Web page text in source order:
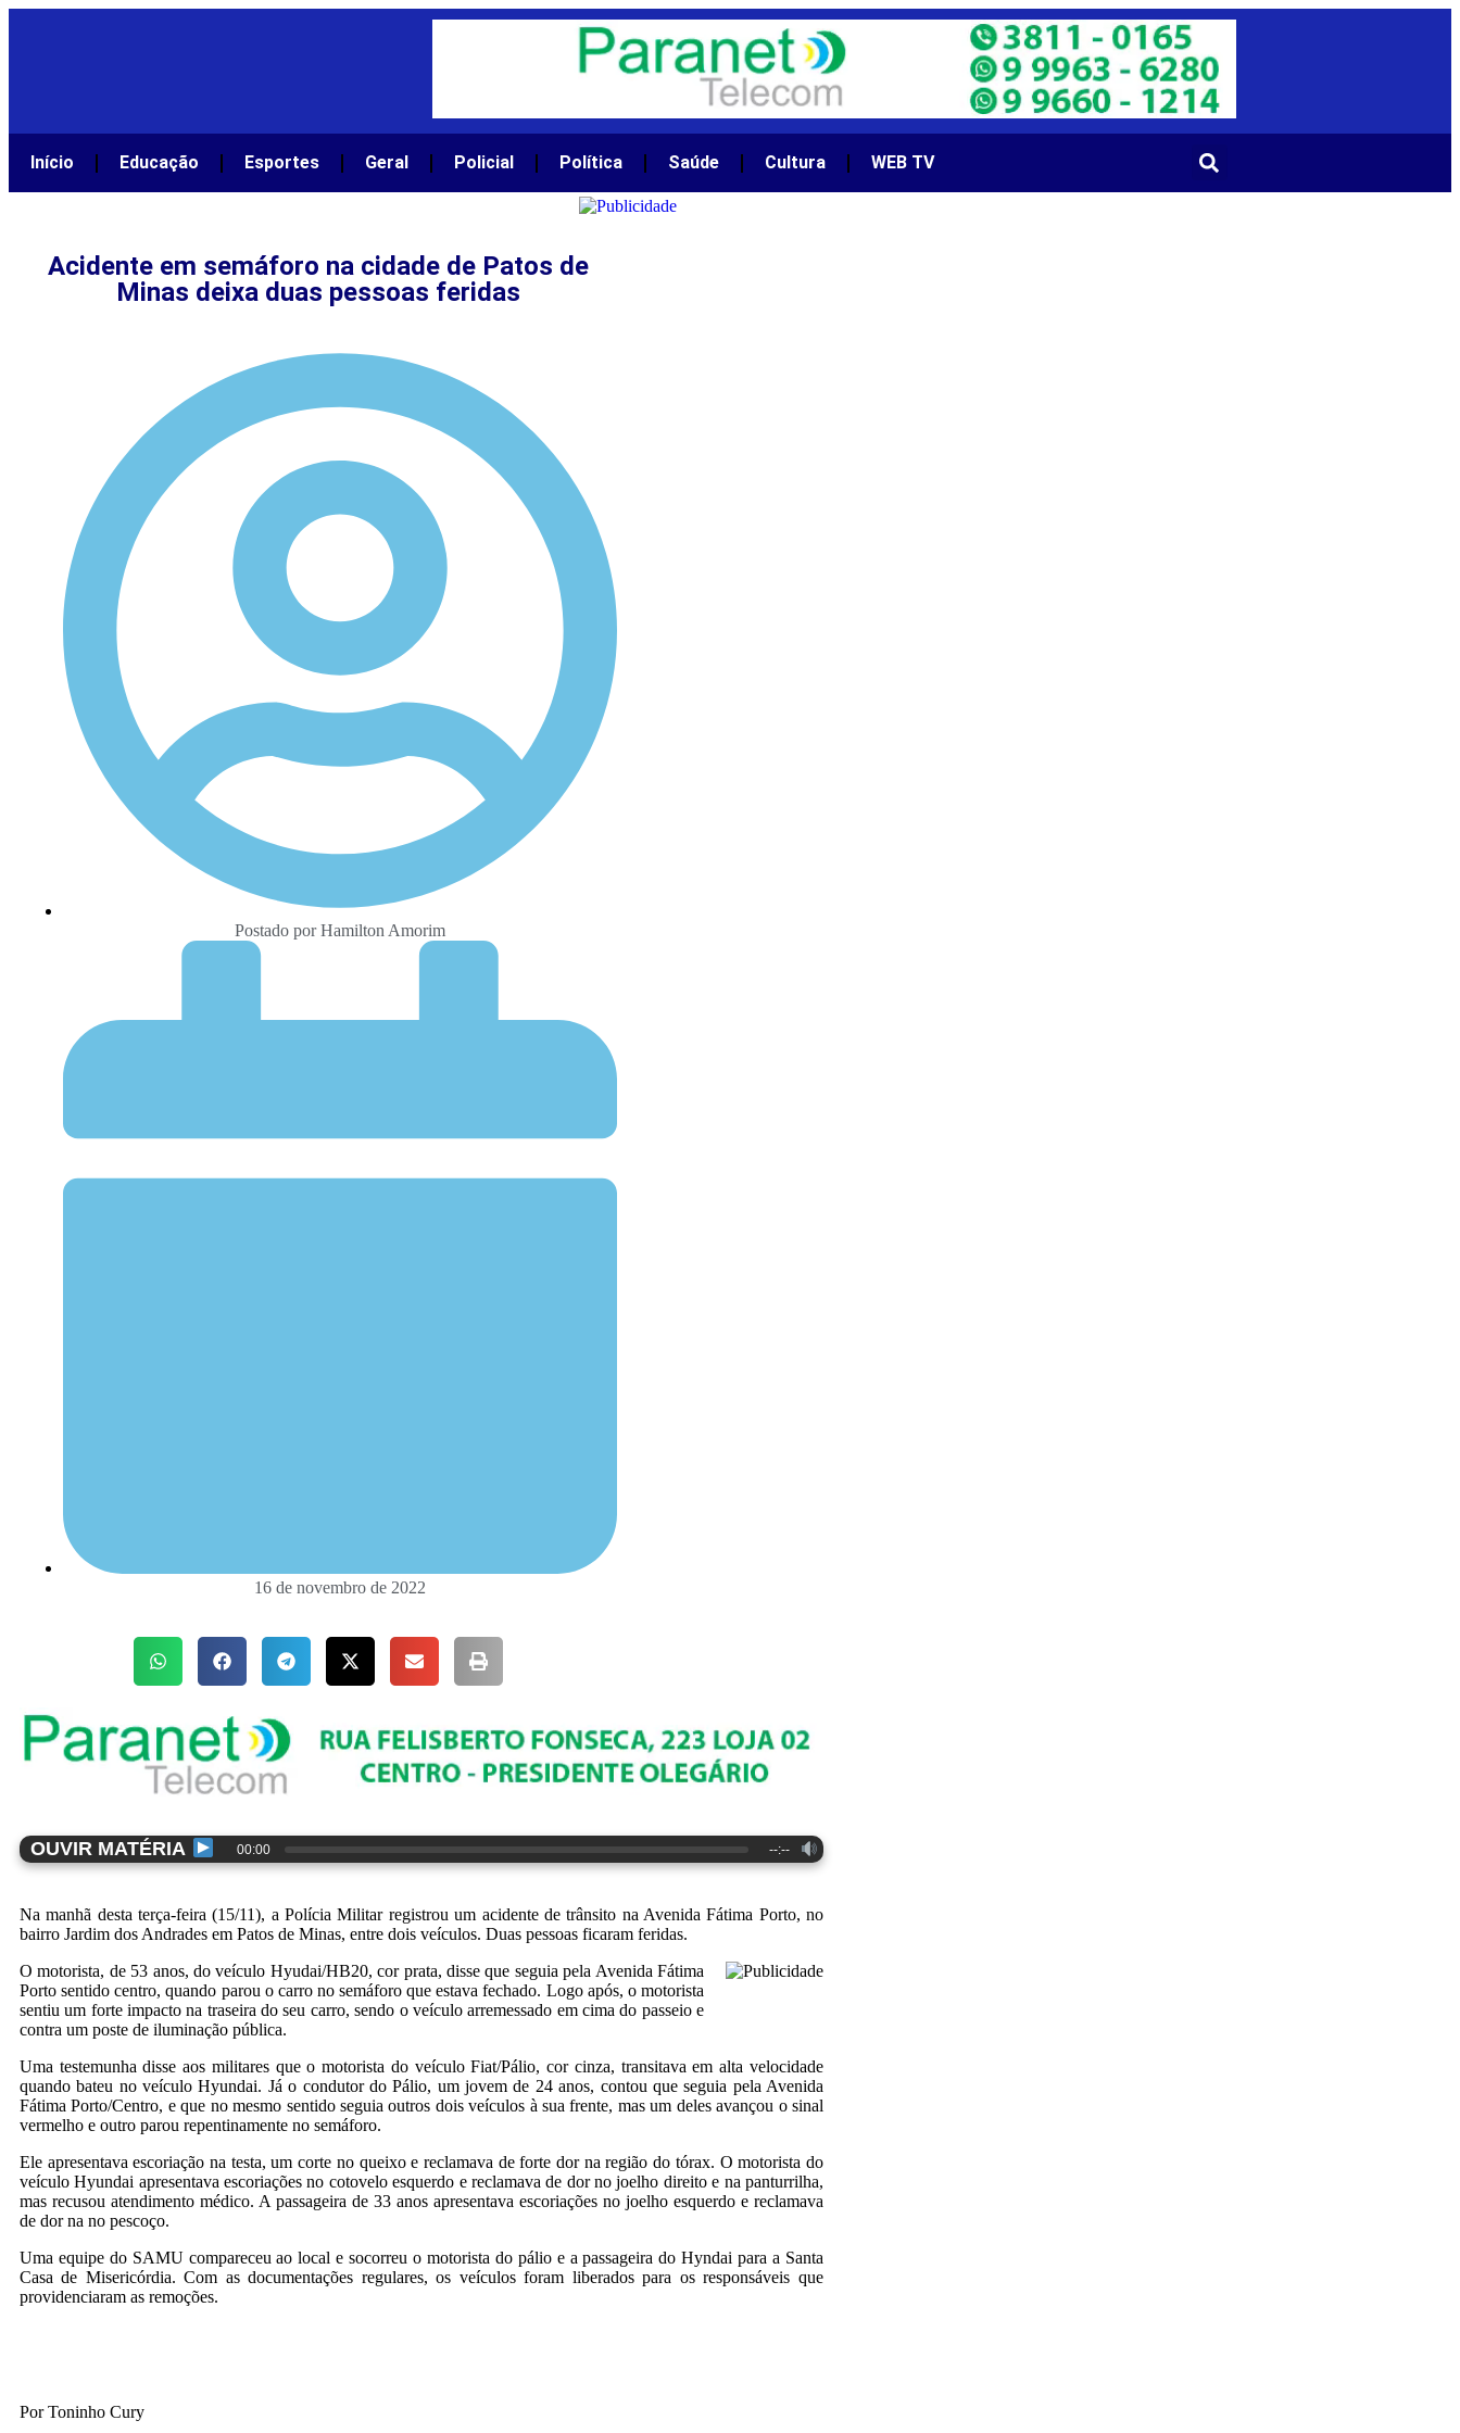
Início Educação Esportes Geral Policial Política Saúde Cultura WEB TV
Acidente em semáforo na cidade de Patos de
Minas deixa duas pessoas feridas
Postado porHamilton Amorim
16 de novembro de 2022
OUVIR MATÉRIA 00:00 --:--
Na manhã desta terça-feira (15/11), a Polícia Militar registrou um acidente de trânsito na Avenida Fátima Porto, no
bairro Jardim dos Andrades em Patos de Minas, entre dois veículos. Duas pessoas ficaram feridas.
O motorista, de 53 anos, do veículo Hyudai/HB20, cor prata, disse que seguia pela Avenida Fátima
Porto sentido centro, quando parou o carro no semáforo que estava fechado. Logo após, o motorista
sentiu um forte impacto na traseira do seu carro, sendo o veículo arremessado em cima do passeio e
contra um poste de iluminação pública.
Uma testemunha disse aos militares que o motorista do veículo Fiat/Pálio, cor cinza, transitava em alta velocidade
quando bateu no veículo Hyundai. Já o condutor do Pálio, um jovem de 24 anos, contou que seguia pela Avenida
Fátima Porto/Centro, e que no mesmo sentido seguia outros dois veículos à sua frente, mas um deles avançou o sinal
vermelho e outro parou repentinamente no semáforo.
Ele apresentava escoriação na testa, um corte no queixo e reclamava de forte dor na região do tórax. O motorista do
veículo Hyundai apresentava escoriações no cotovelo esquerdo e reclamava de dor no joelho direito e na panturrilha,
mas recusou atendimento médico. A passageira de 33 anos apresentava escoriações no joelho esquerdo e reclamava
de dor na no pescoço.
Uma equipe do SAMU compareceu ao local e socorreu o motorista do pálio e a passageira do Hyndai para a Santa
Casa de Misericórdia. Com as documentações regulares, os veículos foram liberados para os responsáveis que
providenciaram as remoções.
Por Toninho Cury